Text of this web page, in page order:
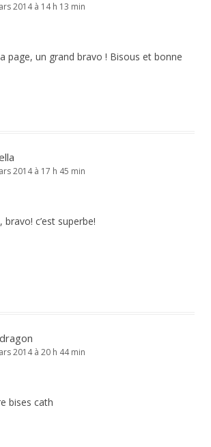
2014 à 14 h 13 min
page, un grand bravo ! Bisous et bonne
2014 à 17 h 45 min
c’est superbe!
2014 à 20 h 44 min
bises cath